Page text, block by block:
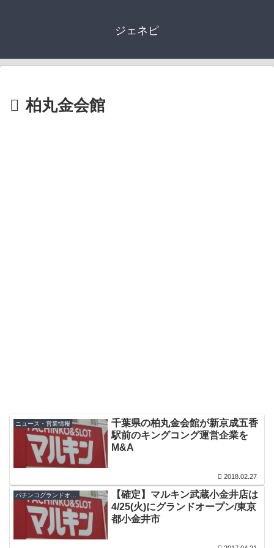
ジェネピ
柏丸金会館
ニュース・営業情報
千葉県の柏丸金会館が新京成五香
駅前のキングコング運営企業を
M&A
2018.02.27
パチンコグランドオープン・オープン日
【確定】マルキン武蔵小金井店は
4/25(火)にグランドオープン/東京
都小金井市